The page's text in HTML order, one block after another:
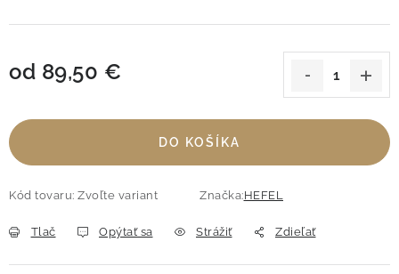
od 89,50 €
DO KOŠÍKA
Kód tovaru: Zvoľte variant Značka:HEFEL
Tlač Opýtať sa Strážiť Zdieľať